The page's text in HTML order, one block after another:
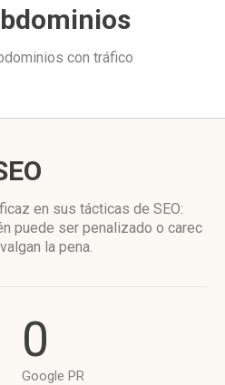
con tráfico
en sus tácticas de SEO:
puede ser penalizado o carec
la pena.
0
Google PR